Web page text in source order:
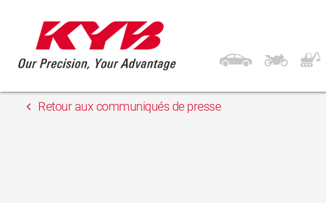
TOKIĆ Partner
Retour aux communiqués de presse